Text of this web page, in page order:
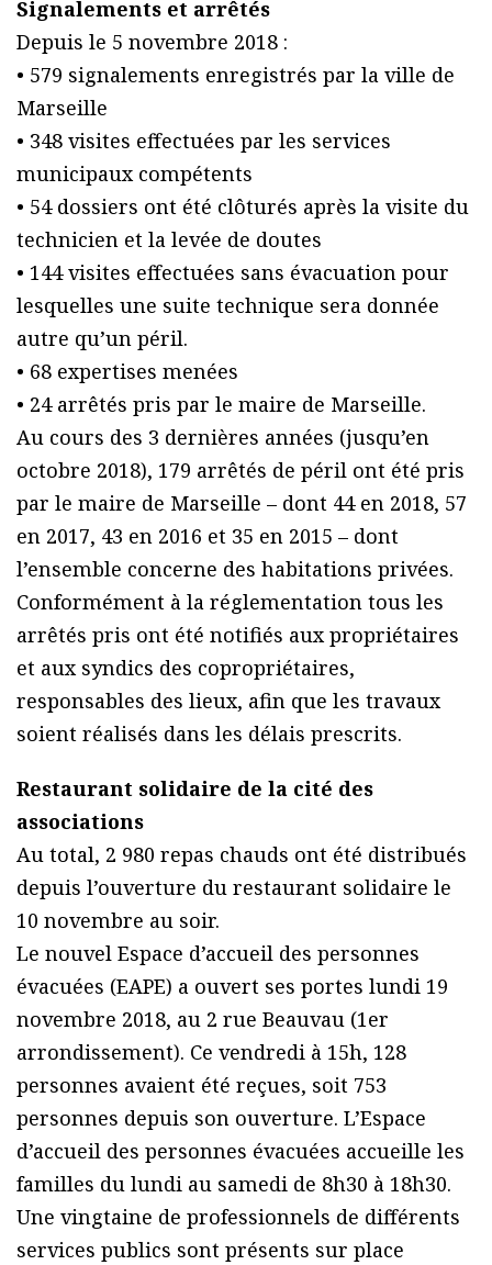
Signalements et arrêtés
Depuis le 5 novembre 2018 :
• 579 signalements enregistrés par la ville de
Marseille
• 348 visites effectuées par les services
municipaux compétents
• 54 dossiers ont été clôturés après la visite du
technicien et la levée de doutes
• 144 visites effectuées sans évacuation pour
lesquelles une suite technique sera donnée
autre qu’un péril.
• 68 expertises menées
• 24 arrêtés pris par le maire de Marseille.
Au cours des 3 dernières années (jusqu’en
octobre 2018), 179 arrêtés de péril ont été pris
par le maire de Marseille – dont 44 en 2018, 57
en 2017, 43 en 2016 et 35 en 2015 – dont
l’ensemble concerne des habitations privées.
Conformément à la réglementation tous les
arrêtés pris ont été notifiés aux propriétaires
et aux syndics des copropriétaires,
responsables des lieux, afin que les travaux
soient réalisés dans les délais prescrits.
Restaurant solidaire de la cité des
associations
Au total, 2 980 repas chauds ont été distribués
depuis l’ouverture du restaurant solidaire le
10 novembre au soir.
Le nouvel Espace d’accueil des personnes
évacuées (EAPE) a ouvert ses portes lundi 19
novembre 2018, au 2 rue Beauvau (1er
arrondissement). Ce vendredi à 15h, 128
personnes avaient été reçues, soit 753
personnes depuis son ouverture. L’Espace
d’accueil des personnes évacuées accueille les
familles du lundi au samedi de 8h30 à 18h30.
Une vingtaine de professionnels de différents
services publics sont présents sur place